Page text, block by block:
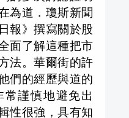
為道．瓊斯新聞
報》撰寫關於股
面了解這種把市
法。華爾街的許
們的經歷與道的
謹慎地避免出
性很強，具有知